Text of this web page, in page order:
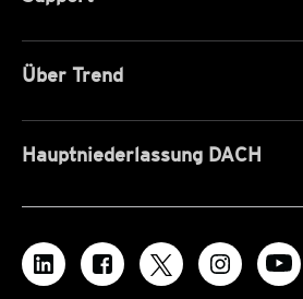
Über Trend
Hauptniederlassung DACH